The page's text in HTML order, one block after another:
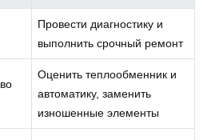
Провести диагностику и
выполнить срочный ремонт
Оценить теплообменник и
автоматику, заменить
изношенные элементы